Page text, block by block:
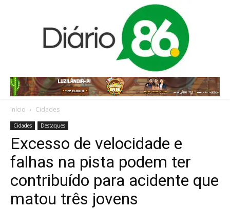
Início Cidades
Cidades Destaques
Excesso de velocidade e
falhas na pista podem ter
contribuído para acidente que
matou três jovens